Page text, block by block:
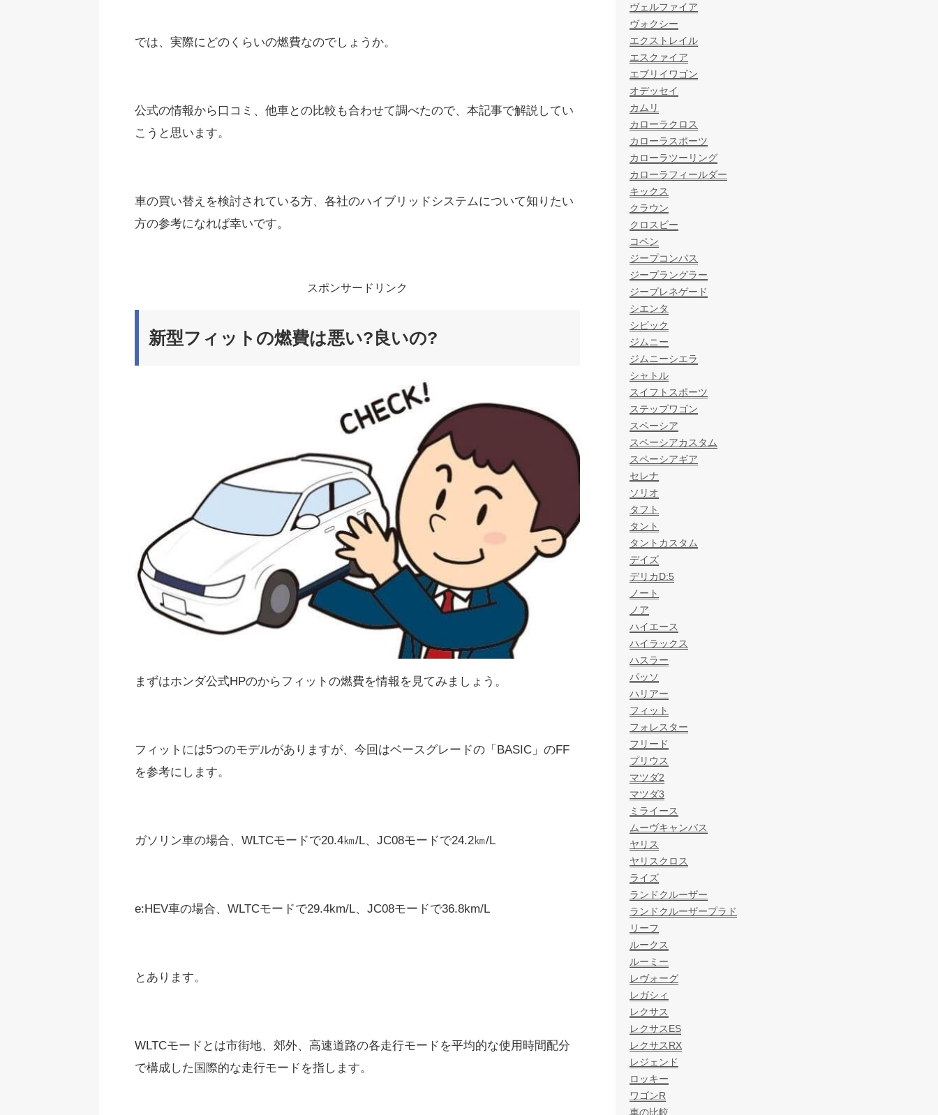
では、実際にどのくらいの燃費なのでしょうか。
公式の情報から口コミ、他車との比較も合わせて調べたので、本記事で解説してい
こうと思います。
車の買い替えを検討されている方、各社のハイブリッドシステムについて知りたい
方の参考になれば幸いです。
スポンサードリンク
新型フィットの燃費は悪い?良いの?
まずはホンダ公式HPのからフィットの燃費を情報を見てみましょう。
フィットには5つのモデルがありますが、今回はベースグレードの「BASIC」のFF
を参考にします。
ガソリン車の場合、WLTCモードで20.4㎞/L、JC08モードで24.2㎞/L
e:HEV車の場合、WLTCモードで29.4km/L、JC08モードで36.8km/L
とあります。
WLTCモードとは市街地、郊外、高速道路の各走行モードを平均的な使用時間配分
で構成した国際的な走行モードを指します。
ヴェルファイア
ヴォクシー
エクストレイル
エスクァイア
エブリイワゴン
オデッセイ
カムリ
カローラクロス
カローラスポーツ
カローラツーリング
カローラフィールダー
キックス
クラウン
クロスビー
コペン
ジープコンパス
ジープラングラー
ジープレネゲード
シエンタ
シビック
ジムニー
ジムニーシエラ
シャトル
スイフトスポーツ
ステップワゴン
スペーシア
スペーシアカスタム
スペーシアギア
セレナ
ソリオ
タフト
タント
タントカスタム
デイズ
デリカD:5
ノート
ノア
ハイエース
ハイラックス
ハスラー
パッソ
ハリアー
フィット
フォレスター
フリード
プリウス
マツダ2
マツダ3
ミライース
ムーヴキャンバス
ヤリス
ヤリスクロス
ライズ
ランドクルーザー
ランドクルーザープラド
リーフ
ルークス
ルーミー
レヴォーグ
レガシィ
レクサス
レクサスES
レクサスRX
レジェンド
ロッキー
ワゴンR
車の比較